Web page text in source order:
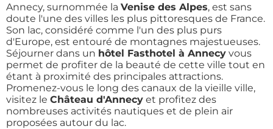
Annecy, surnommée la Venise des Alpes, est sans
doute l'une des villes les plus pittoresques de France.
Son lac, considéré comme l'un des plus purs
d'Europe, est entouré de montagnes majestueuses.
Séjourner dans un hôtel Fasthotel à Annecy vous
permet de profiter de la beauté de cette ville tout en
étant à proximité des principales attractions.
Promenez-vous le long des canaux de la vieille ville,
visitez le Château d'Annecy et profitez des
nombreuses activités nautiques et de plein air
proposées autour du lac.